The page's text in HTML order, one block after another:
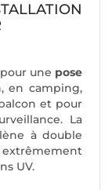
une pose
en camping,
et pour
La
à double
UV.